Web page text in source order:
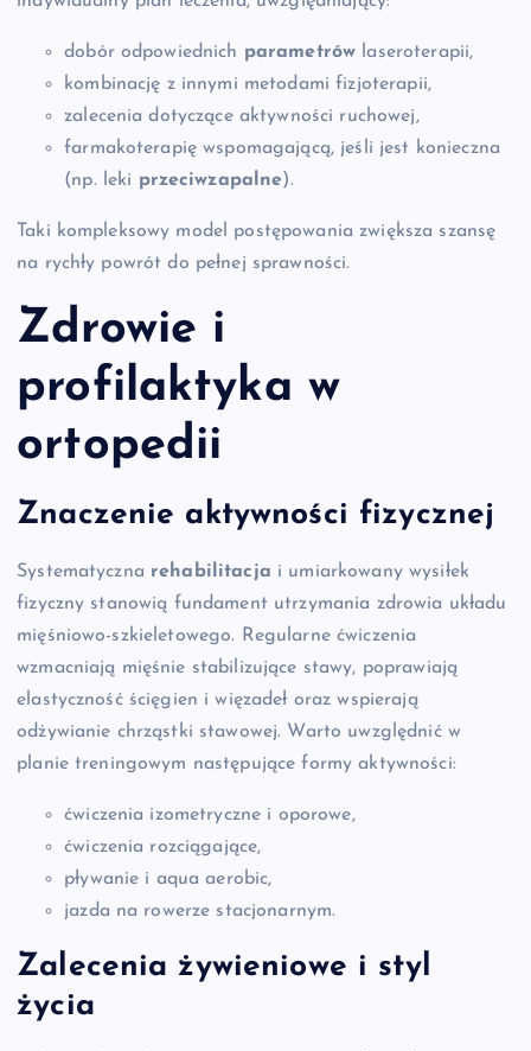
dobór odpowiednich parametrów laseroterapii,
kombinację z innymi metodami fizjoterapii,
zalecenia dotyczące aktywności ruchowej,
farmakoterapię wspomagającą, jeśli jest konieczna
(np. leki przeciwzapalne).
Taki kompleksowy model postępowania zwiększa szansę
na rychły powrót do pełnej sprawności.
Zdrowie i
profilaktyka w
ortopedii
Znaczenie aktywności fizycznej
Systematyczna rehabilitacja i umiarkowany wysiłek
fizyczny stanowią fundament utrzymania zdrowia układu
mięśniowo-szkieletowego. Regularne ćwiczenia
wzmacniają mięśnie stabilizujące stawy, poprawiają
elastyczność ścięgien i więzadeł oraz wspierają
odżywianie chrząstki stawowej. Warto uwzględnić w
planie treningowym następujące formy aktywności:
ćwiczenia izometryczne i oporowe,
ćwiczenia rozciągające,
pływanie i aqua aerobic,
jazda na rowerze stacjonarnym.
Zalecenia żywieniowe i styl
życia